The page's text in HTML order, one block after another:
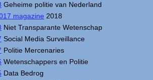
Geheime politie van Nederland
magazine 2018
Niet Transparante Wetenschap
Social Media Surveillance
Politie Mercenaries
Wetenschappers en Politie
Data Bedrog